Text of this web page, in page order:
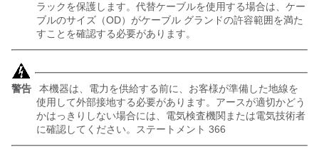
ラックを保護します。代替ケーブルを使用する場合は、ケー
ブルのサイズ（OD）がケーブル グランドの許容範囲を満た
すことを確認する必要があります。
警告
本機器は、電力を供給する前に、お客様が準備した地線を
使用して外部接地する必要があります。アースが適切かどう
かはっきりしない場合には、電気検査機関または電気技術者
に確認してください。ステートメント 366